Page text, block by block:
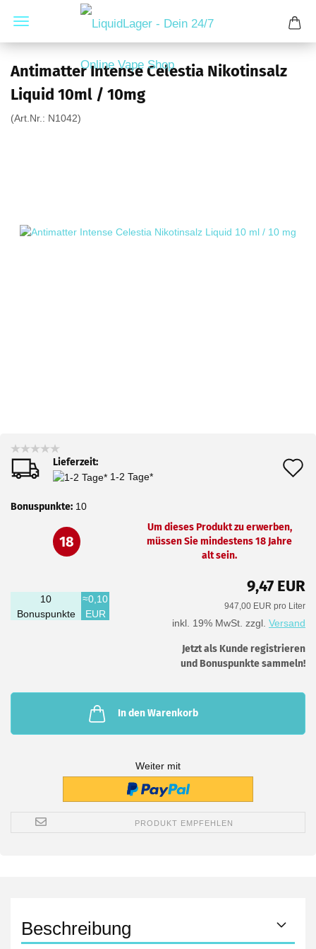
Antimatter Intense Celestia Nikotinsalz
Liquid 10ml / 10mg
(Art.Nr.: N1042)
Lieferzeit:
1-2 Tage*
Bonuspunkte: 10
18
Um dieses Produkt zu erwerben,
müssen Sie mindestens 18 Jahre
alt sein.
9,47 EUR
947,00 EUR pro Liter
inkl. 19% MwSt. zzgl. Versand
10
Bonuspunkte
≈0,10
EUR
Jetzt als Kunde registrieren
und Bonuspunkte sammeln!
In den Warenkorb
Weiter mit
PRODUKT EMPFEHLEN
Beschreibung